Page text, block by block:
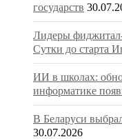
государств
Лидеры
Сутки до старта
ИИ в школах:
информатике
В Беларуси
30.07.2026